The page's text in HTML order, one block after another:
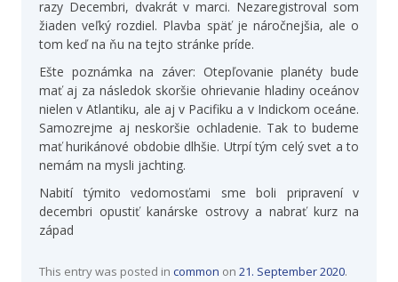
razy Decembri, dvakrát v marci. Nezaregistroval som
žiaden veľký rozdiel. Plavba späť je náročnejšia, ale o
tom keď na ňu na tejto stránke príde.
Ešte poznámka na záver: Otepľovanie planéty bude
mať aj za následok skoršie ohrievanie hladiny oceánov
nielen v Atlantiku, ale aj v Pacifiku a v Indickom oceáne.
Samozrejme aj neskoršie ochladenie. Tak to budeme
mať hurikánové obdobie dlhšie. Utrpí tým celý svet a to
nemám na mysli jachting.
Nabití týmito vedomosťami sme boli pripravení v
decembri opustiť kanárske ostrovy a nabrať kurz na
západ
This entry was posted in common on 21. September 2020.